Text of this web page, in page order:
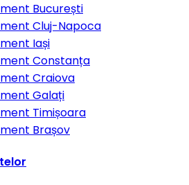
București
Cluj-Napoca
Iași
Constanța
Craiova
Galați
Timișoara
Brașov